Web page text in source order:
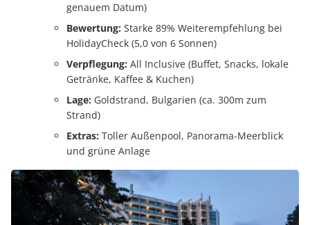
genauem Datum)
Bewertung: Starke 89% Weiterempfehlung bei
HolidayCheck (5,0 von 6 Sonnen)
Verpflegung: All Inclusive (Buffet, Snacks, lokale
Getränke, Kaffee & Kuchen)
Lage: Goldstrand, Bulgarien (ca. 300m zum
Strand)
Extras: Toller Außenpool, Panorama-Meerblick
und grüne Anlage